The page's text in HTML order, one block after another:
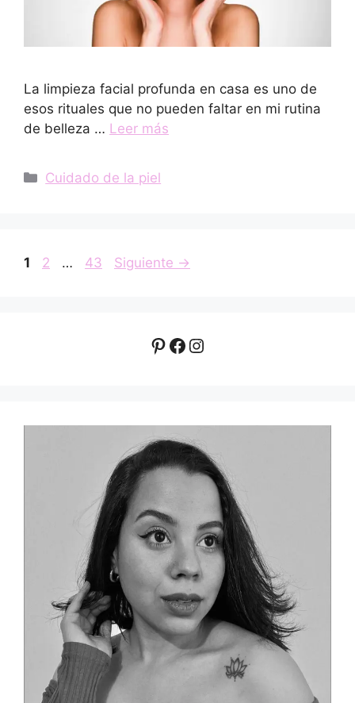
La limpieza facial profunda en casa es uno de
esos rituales que no pueden faltar en mi rutina
de belleza … Leer más
Categorías
Cuidado de la piel
Página
1 Página
2 … Página
43 Siguiente →
Pinterest
Facebook
Instagram